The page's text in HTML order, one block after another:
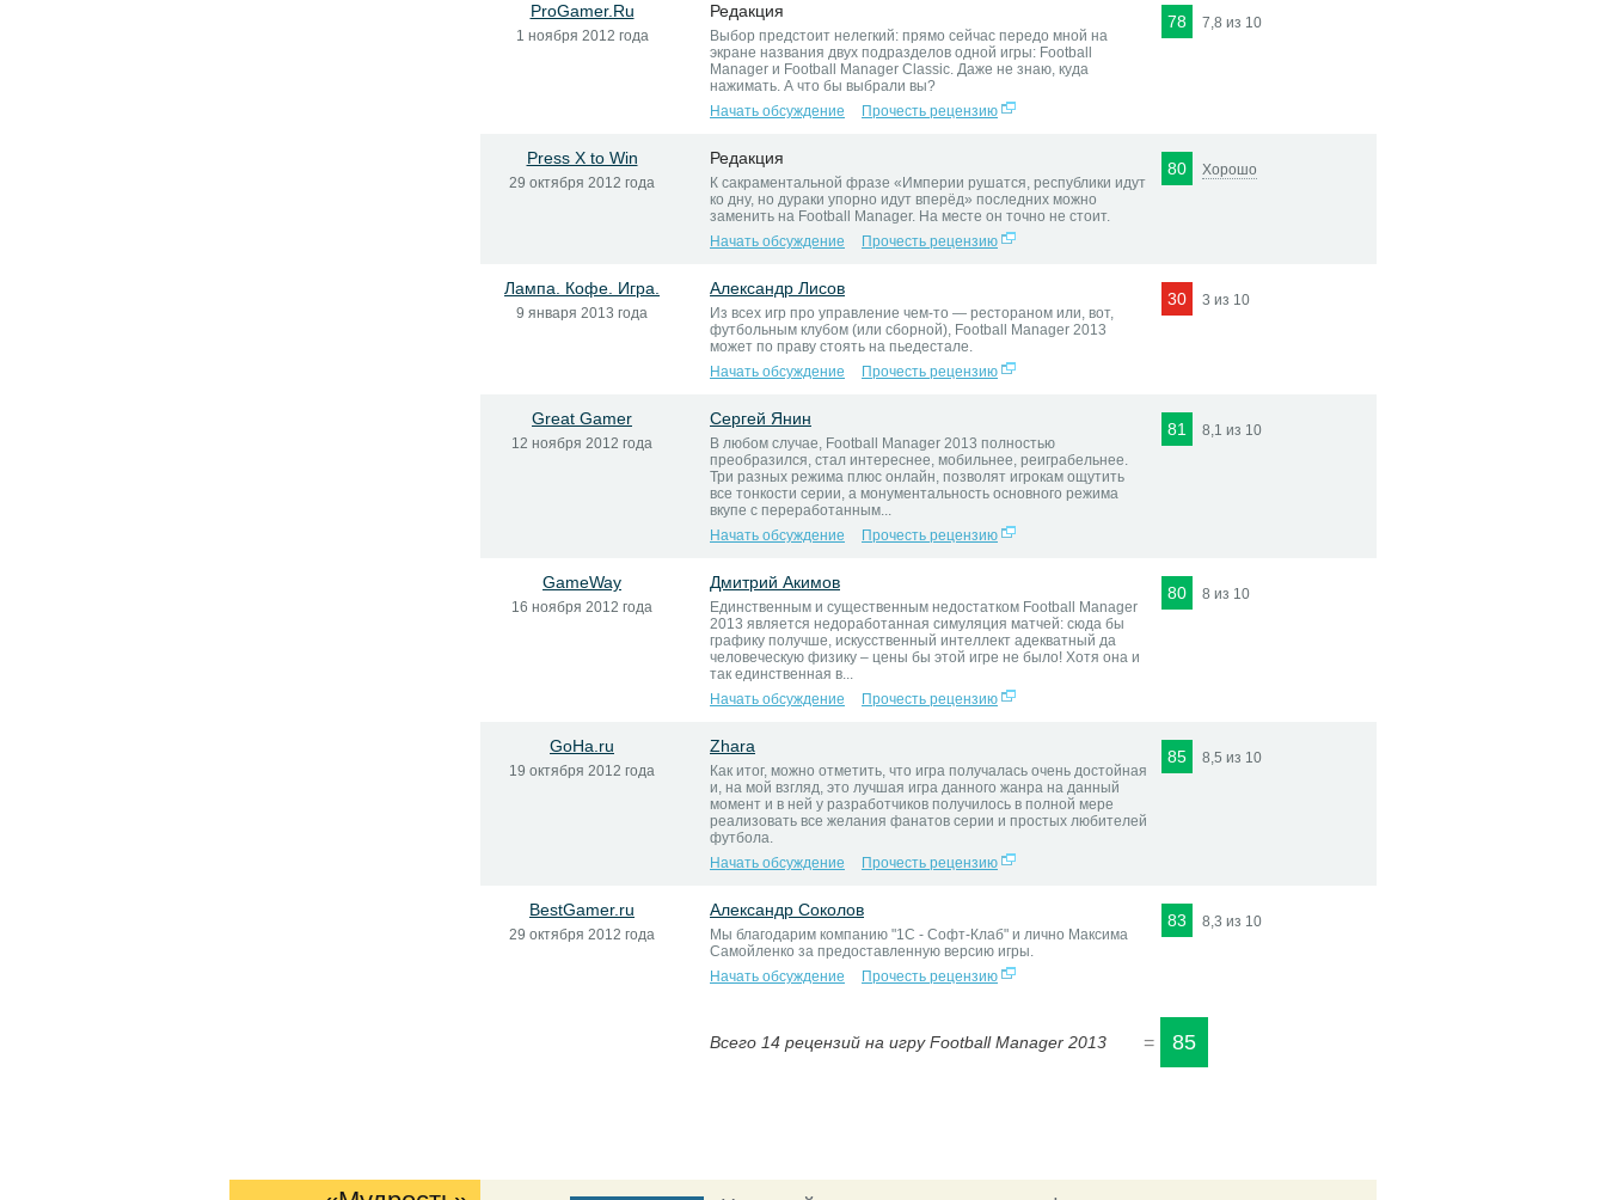
ProGamer.Ru
1 ноября 2012 года
Редакция
Выбор предстоит нелегкий: прямо сейчас передо мной на
экране названия двух подразделов одной игры: Football
Manager и Football Manager Classic. Даже не знаю, куда
нажимать. А что бы выбрали вы?
Начать обсуждение
Прочесть рецензию
78 7,8 из 10
Press X to Win
29 октября 2012 года
Редакция
К сакраментальной фразе «Империи рушатся, республики идут
ко дну, но дураки упорно идут вперёд» последних можно
заменить на Football Manager. На месте он точно не стоит.
Начать обсуждение
Прочесть рецензию
80 Хорошо
Лампа. Кофе. Игра.
9 января 2013 года
Александр Лисов
Из всех игр про управление чем-то — рестораном или, вот,
футбольным клубом (или сборной), Football Manager 2013
может по праву стоять на пьедестале.
Начать обсуждение
Прочесть рецензию
30 3 из 10
Great Gamer
12 ноября 2012 года
Сергей Янин
В любом случае, Football Manager 2013 полностью
преобразился, стал интереснее, мобильнее, реиграбельнее.
Три разных режима плюс онлайн, позволят игрокам ощутить
все тонкости серии, а монументальность основного режима
вкупе с переработанным...
Начать обсуждение
Прочесть рецензию
81 8,1 из 10
GameWay
16 ноября 2012 года
Дмитрий Акимов
Единственным и существенным недостатком Football Manager
2013 является недоработанная симуляция матчей: сюда бы
графику получше, искусственный интеллект адекватный да
человеческую физику – цены бы этой игре не было! Хотя она и
так единственная в...
Начать обсуждение
Прочесть рецензию
80 8 из 10
GoHa.ru
19 октября 2012 года
Zhara
Как итог, можно отметить, что игра получалась очень достойная
и, на мой взгляд, это лучшая игра данного жанра на данный
момент и в ней у разработчиков получилось в полной мере
реализовать все желания фанатов серии и простых любителей
футбола.
Начать обсуждение
Прочесть рецензию
85 8,5 из 10
BestGamer.ru
29 октября 2012 года
Александр Соколов
Мы благодарим компанию "1С - Софт-Клаб" и лично Максима
Самойленко за предоставленную версию игры.
Начать обсуждение
Прочесть рецензию
83 8,3 из 10
= 85
Всего 14 рецензий на игру Football Manager 2013